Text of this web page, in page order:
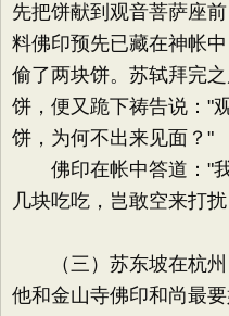
先把饼献到观音菩萨座
料佛印预先已藏在神帐
偷了两块饼。苏轼拜完
饼，便又跪下祷告说："
饼，为何不出来见面？"
佛印在帐中答道："我
几块吃吃，岂敢空来打
（三）苏东坡在杭州
他和金山寺佛印和尚最